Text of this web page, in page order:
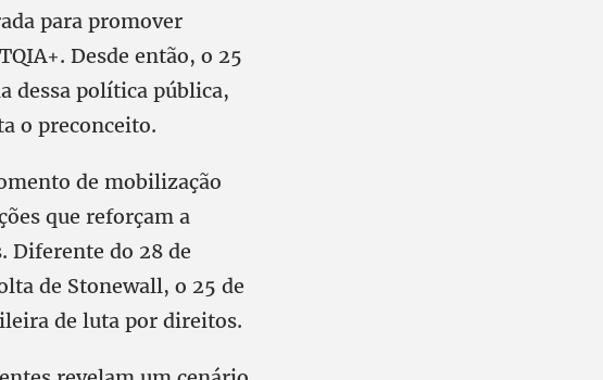
para promover
Desde então, o 25
dessa política pública,
o preconceito.
de mobilização
que reforçam a
Diferente do 28 de
de Stonewall, o 25 de
de luta por direitos.